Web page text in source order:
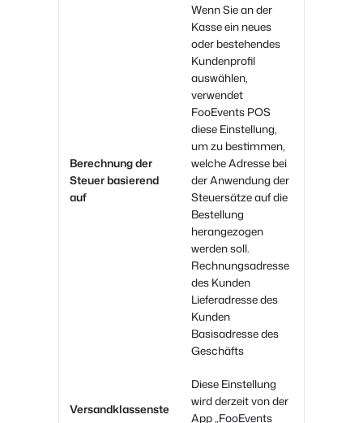
Berechnung der
Steuer basierend
auf
Wenn Sie an der
Kasse ein neues
oder bestehendes
Kundenprofil
auswählen,
verwendet
FooEvents POS
diese Einstellung,
um zu bestimmen,
welche Adresse bei
der Anwendung der
Steuersätze auf die
Bestellung
herangezogen
werden soll.
Rechnungsadresse
des Kunden
Lieferadresse des
Kunden
Basisadresse des
Geschäfts
Versandklassenste
Diese Einstellung
wird derzeit von der
App „FooEvents